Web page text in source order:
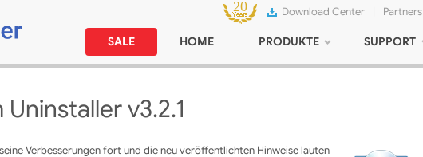
Download Center | Partners
SALE HOME PRODUKTE SUPPORT
v3.2.1
Verbesserungen fort und die neu veröffentlichten Hinweise lauten